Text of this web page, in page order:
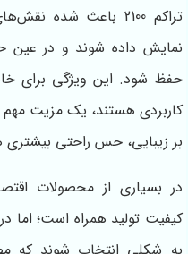
تراکم 2100 باعث
نمایش داده شوند و در عین
حفظ شود. این ویژگی برای
کاربردی هستند، یک مزیت
بر زیبایی، حس راحتی بیشتری
در بسیاری از محصولات
کیفیت تولید همراه است؛